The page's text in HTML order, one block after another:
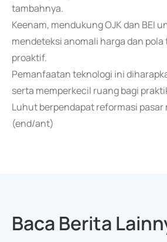
tambahnya.
Keenam, mendukung OJK dan BEI
mendeteksi anomali harga dan
proaktif.
Pemanfaatan teknologi ini
serta memperkecil ruang bagi
Luhut berpendapat reformasi
(end/ant)
Baca Berita